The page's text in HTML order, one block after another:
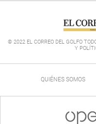
© 2022 EL CORREO DEL GOLFO
Y
QUIÉNES SOMOS